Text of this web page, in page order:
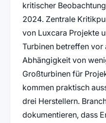
kritischer
2024. Zentrale
von Luxcara Projekte
Turbinen betreffen vor
Abhängigkeit von
Großturbinen für
kommen praktisch
drei Herstellern.
dokumentieren, dass